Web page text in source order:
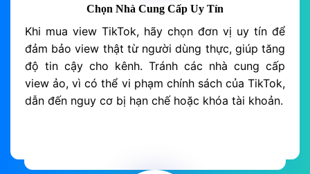
Chọn Nhà Cung Cấp Uy Tín
Khi mua view TikTok, hãy chọn đơn vị uy tín để
đảm bảo view thật từ người dùng thực, giúp tăng
độ tin cậy cho kênh. Tránh các nhà cung cấp
view ảo, vì có thể vi phạm chính sách của TikTok,
dẫn đến nguy cơ bị hạn chế hoặc khóa tài khoản.